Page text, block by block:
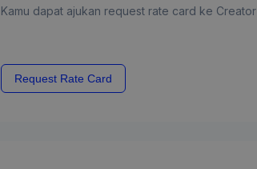
Kamu dapat ajukan request rate card ke Creator
Request Rate Card